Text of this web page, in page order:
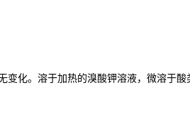
化。溶于加热的溴酸钾溶液，微溶于